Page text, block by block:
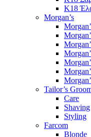
K18
Morgan’s
Tailor’s
Care
Shaving
Styling
Farcom
Blonde